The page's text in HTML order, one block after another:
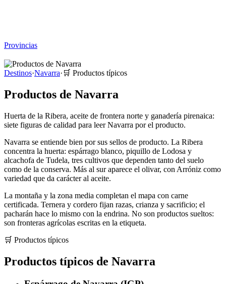
Provincias
Destinos·Navarra· 🛒 Productos típicos
Productos de Navarra
Huerta de la Ribera, aceite de frontera norte y ganadería pirenaica:
siete figuras de calidad para leer Navarra por el producto.
Navarra se entiende bien por sus sellos de producto. La Ribera
concentra la huerta: espárrago blanco, piquillo de Lodosa y
alcachofa de Tudela, tres cultivos que dependen tanto del suelo
como de la conserva. Más al sur aparece el olivar, con Arróniz como
variedad que da carácter al aceite.
La montaña y la zona media completan el mapa con carne
certificada. Ternera y cordero fijan razas, crianza y sacrificio; el
pacharán hace lo mismo con la endrina. No son productos sueltos:
son fronteras agrícolas escritas en la etiqueta.
🛒 Productos típicos
Productos típicos de Navarra